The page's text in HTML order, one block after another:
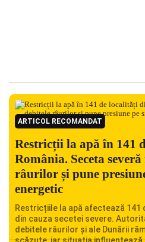
ARTICOL RECOMANDAT
Restricții la apă în 141
România. Seceta
râurilor și pune
energetic
Restricțiile la apă afectează 141
din cauza secetei severe.
debitele râurilor și ale Dunării
scăzute, iar situația